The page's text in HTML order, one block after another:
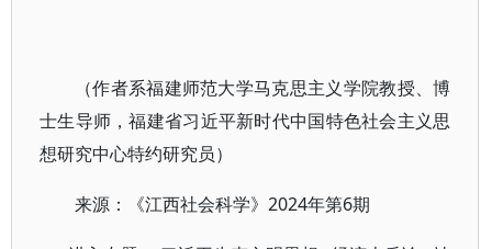
（作者系福建师范大学马克思主义学院教授、博
士生导师，福建省习近平新时代中国特色社会主义思
想研究中心特约研究员）
来源：《江西社会科学》2024年第6期